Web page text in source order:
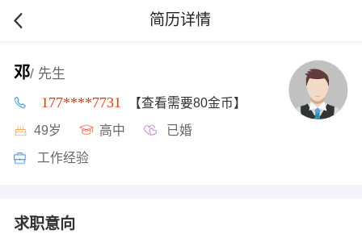
简历详情
邓/ 先生
177****7731 【查看需要80金币】
49岁 高中 已婚
工作经验
求职意向